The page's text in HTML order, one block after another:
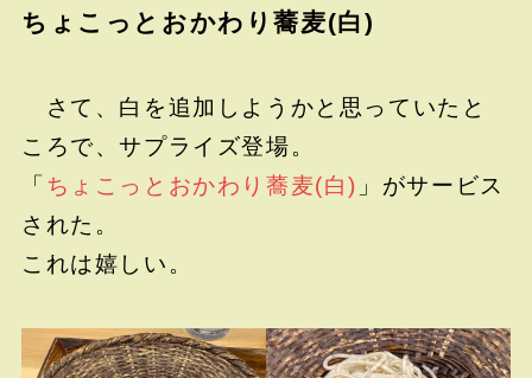
ちょこっとおかわり蕎麦(白)
さて、白を追加しようかと思っていたと
ころで、サプライズ登場。
「 ちょこっとおかわり蕎麦(白) 」がサービス
された。
これは嬉しい。